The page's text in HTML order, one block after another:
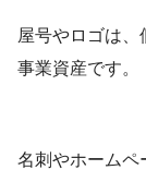
屋号やロゴは
事業資産です。
名刺やホームペ